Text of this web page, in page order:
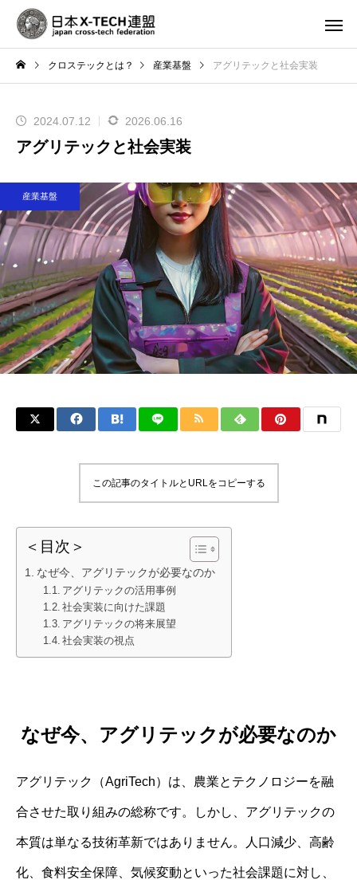
クロステックとは？ 産業基盤 アグリテックと社会実装
2024.07.12 2026.06.16
アグリテックと社会実装
産業基盤
この記事のタイトルとURLをコピーする
＜目次＞
なぜ今、アグリテックが必要なのか
アグリテックの活用事例
社会実装に向けた課題
アグリテックの将来展望
社会実装の視点
なぜ今、アグリテックが必要なのか
アグリテック（AgriTech）は、農業とテクノロジーを融
合させた取り組みの総称です。しかし、アグリテックの
本質は単なる技術革新ではありません。人口減少、高齢
化、食料安全保障、気候変動といった社会課題に対し、